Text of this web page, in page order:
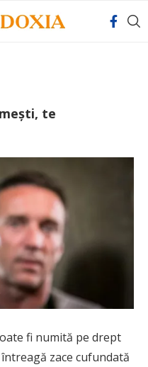
te
fi numită pe drept
zace cufundată